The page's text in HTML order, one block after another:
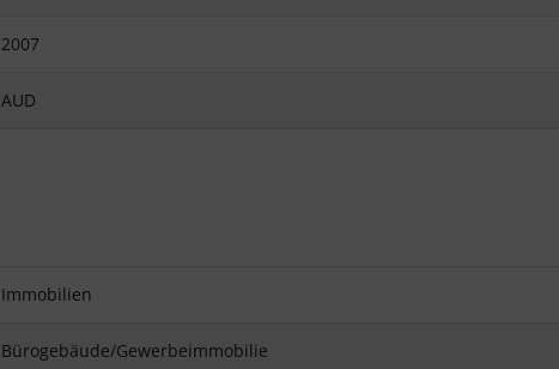
2007
AUD
Immobilien
Bürogebäude/Gewerbeimmobilie